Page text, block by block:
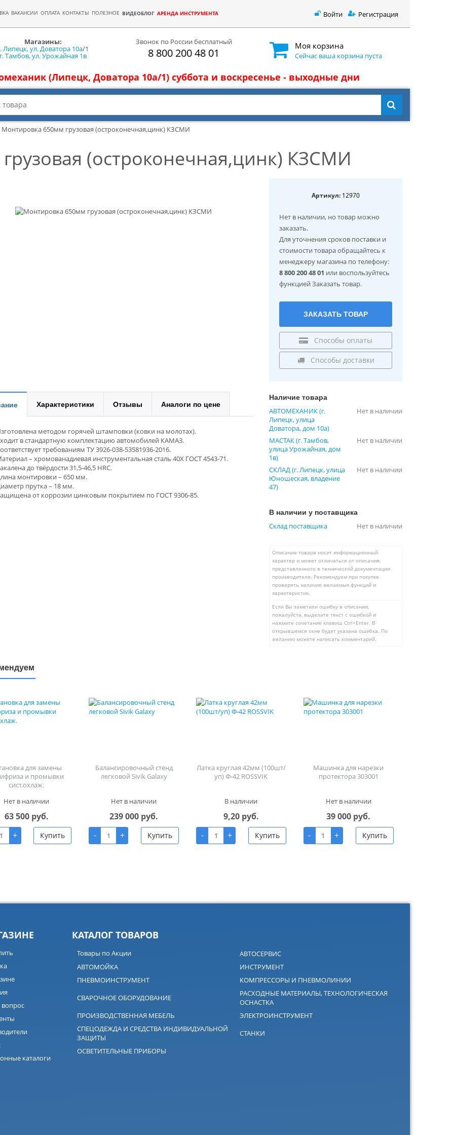
ВАКАНСИИ ОПЛАТА КОНТАКТЫ ПОЛЕЗНОЕ ВИДЕОБЛОГ АРЕНДА ИНСТРУМЕНТА Войти Регистрация
Магазины:
Липецк, ул. Доватора 10а/1
г. Тамбов, ул. Урожайная 1в
Звонок по России бесплатный
8 800 200 48 01
Моя корзина
Сейчас ваша корзина пуста
(Липецк, Доватора 10а/1) суббота и воскресенье - выходные дни
Монтировка 650мм грузовая (остроконечная,цинк) КЗСМИ
(остроконечная,цинк) КЗСМИ
Артикул: 12970
Нет в наличии, но товар можно
заказать.
Для уточнения сроков поставки и
стоимости товара обращайтесь к
менеджеру магазина по телефону:
8 800 200 48 01 или воспользуйтесь
функцией Заказать товар.
ЗАКАЗАТЬ ТОВАР
Способы оплаты
Способы доставки
Характеристики Отзывы Аналоги по цене
методом горячей штамповки (ковки на молотах).
в стандартную комплектацию автомобилей КАМАЗ.
требованиям ТУ 3926-038-53581936-2016.
– хромованадиевая инструментальная сталь 40Х ГОСТ 4543-71.
до твёрдости 31,5-46,5 HRC.
монтировки – 650 мм.
прутка – 18 мм.
от коррозии цинковым покрытием по ГОСТ 9306-85.
Наличие товара
АВТОМЕХАНИК (г.
Липецк, улица
Доватора, дом 10а)
Нет в наличии
МАСТАК (г. Тамбов,
улица Урожайная, дом
1в)
Нет в наличии
СКЛАД (г. Липецк, улица
Юношеская, владение
47)
Нет в наличии
В наличии у поставщика
Склад поставщика Нет в наличии
Описание товара носит информационный
характер и может отличаться от описания,
представленного в технической документации
производителя. Рекомендуем при покупке
проверять наличие желаемых функций и
характеристик.
Если Вы заметили ошибку в описании,
пожалуйста, выделите текст с ошибкой и
нажмите сочетание клавиш Ctrl+Enter. В
открывшемся окне будет указана ошибка. По
желанию можете написать комментарий.
для замены
и промывки
сист.охлаж.
Нет в наличии
63 500 руб.
+ Купить
Балансировочный стенд
легковой Sivik Galaxy
Нет в наличии
239 000 руб.
-
+ Купить
Латка круглая 42мм (100шт/
уп) Ф-42 ROSSVIK
В наличии
9,20 руб.
-
+ Купить
Машинка для нарезки
протектора 303001
Нет в наличии
39 000 руб.
-
+ Купить
вопрос
каталоги
КАТАЛОГ ТОВАРОВ
Товары по Акции
АВТОСЕРВИС
АВТОМОЙКА
ИНСТРУМЕНТ
ПНЕВМОИНСТРУМЕНТ
КОМПРЕССОРЫ И ПНЕВМОЛИНИИ
СВАРОЧНОЕ ОБОРУДОВАНИЕ
РАСХОДНЫЕ МАТЕРИАЛЫ, ТЕХНОЛОГИЧЕСКАЯ
ОСНАСТКА
ПРОИЗВОДСТВЕННАЯ МЕБЕЛЬ
ЭЛЕКТРОИНСТРУМЕНТ
СПЕЦОДЕЖДА И СРЕДСТВА ИНДИВИДУАЛЬНОЙ
ЗАЩИТЫ
СТАНКИ
ОСВЕТИТЕЛЬНЫЕ ПРИБОРЫ